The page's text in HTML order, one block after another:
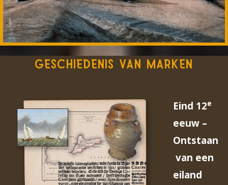
GESCHIEDENIS VAN MARKEN
Eind 12e
eeuw –
Ontstaan
van een
eiland